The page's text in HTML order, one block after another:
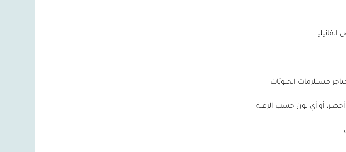
مستلزمات الحلويّات
أو أي لون حسب الرغبة